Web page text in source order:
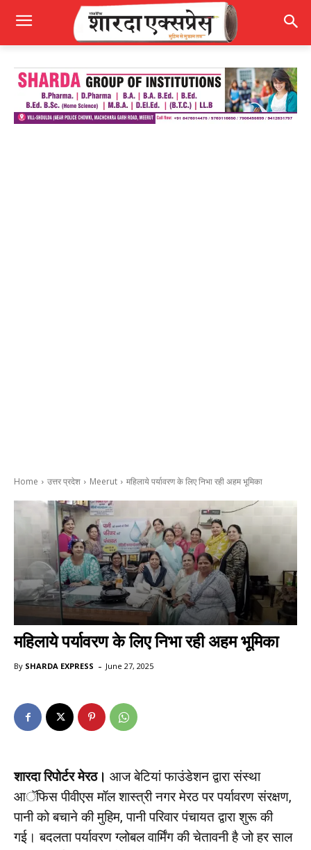
Home उत्तर प्रदेश Meerut महिलाये पर्यावरण के लिए निभा रही अहम भूमिका
महिलाये पर्यावरण के लिए निभा रही अहम भूमिका
By SHARDA EXPRESS - June 27, 2025
शारदा रिपोर्टर मेरठ। आज बेटियां फाउंडेशन द्वारा संस्था
आॅफिस पीवीएस मॉल शास्त्री नगर मेरठ पर पर्यावरण संरक्षण,
पानी को बचाने की मुहिम, पानी परिवार पंचायत द्वारा शुरू की
गई। बदलता पर्यावरण ग्लोबल वार्मिंग की चेतावनी है जो हर साल